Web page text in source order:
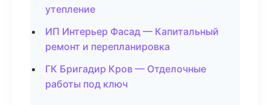
утепление
ИП Интерьер Фасад — Капитальный
ремонт и перепланировка
ГК Бригадир Кров — Отделочные
работы под ключ